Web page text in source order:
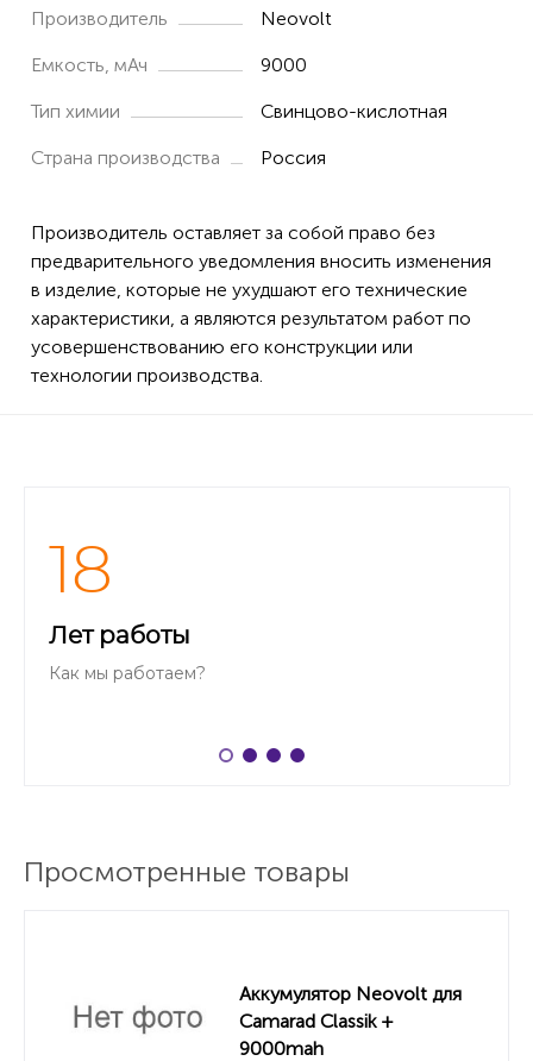
Производитель Neovolt
Емкость, мАч 9000
Тип химии Свинцово-кислотная
Страна производства Россия
Производитель оставляет за собой право без
предварительного уведомления вносить изменения
в изделие, которые не ухудшают его технические
характеристики, а являются результатом работ по
усовершенствованию его конструкции или
технологии производства.
18
Лет работы
Как мы работаем?
Просмотренные товары
Аккумулятор Neovolt для
Camarad Classik +
9000mah